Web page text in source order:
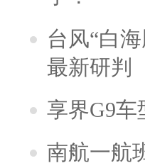
台风“白
最新研判
享界G9车
南航一航